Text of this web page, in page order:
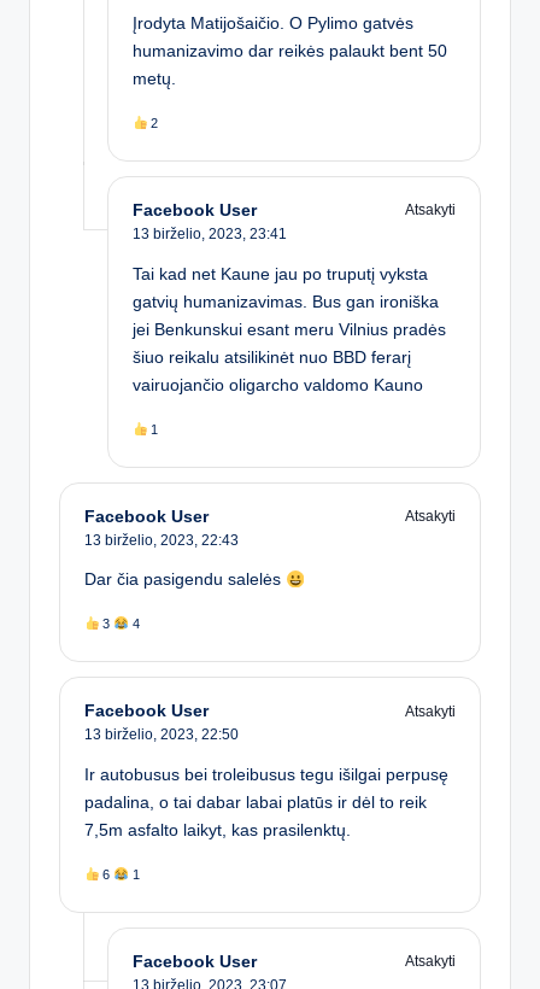
Įrodyta Matijošaičio. O Pylimo gatvės
humanizavimo dar reikės palaukt bent 50
metų.
2
Facebook User
Atsakyti
13 birželio, 2023, 23:41
Tai kad net Kaune jau po truputį vyksta
gatvių humanizavimas. Bus gan ironiška
jei Benkunskui esant meru Vilnius pradės
šiuo reikalu atsilikinėt nuo BBD ferarį
vairuojančio oligarcho valdomo Kauno
1
Facebook User
Atsakyti
13 birželio, 2023, 22:43
Dar čia pasigendu salelės
3 4
Facebook User
Atsakyti
13 birželio, 2023, 22:50
Ir autobusus bei troleibusus tegu išilgai perpusę
padalina, o tai dabar labai platūs ir dėl to reik
7,5m asfalto laikyt, kas prasilenktų.
6 1
Facebook User
Atsakyti
13 birželio, 2023, 23:07